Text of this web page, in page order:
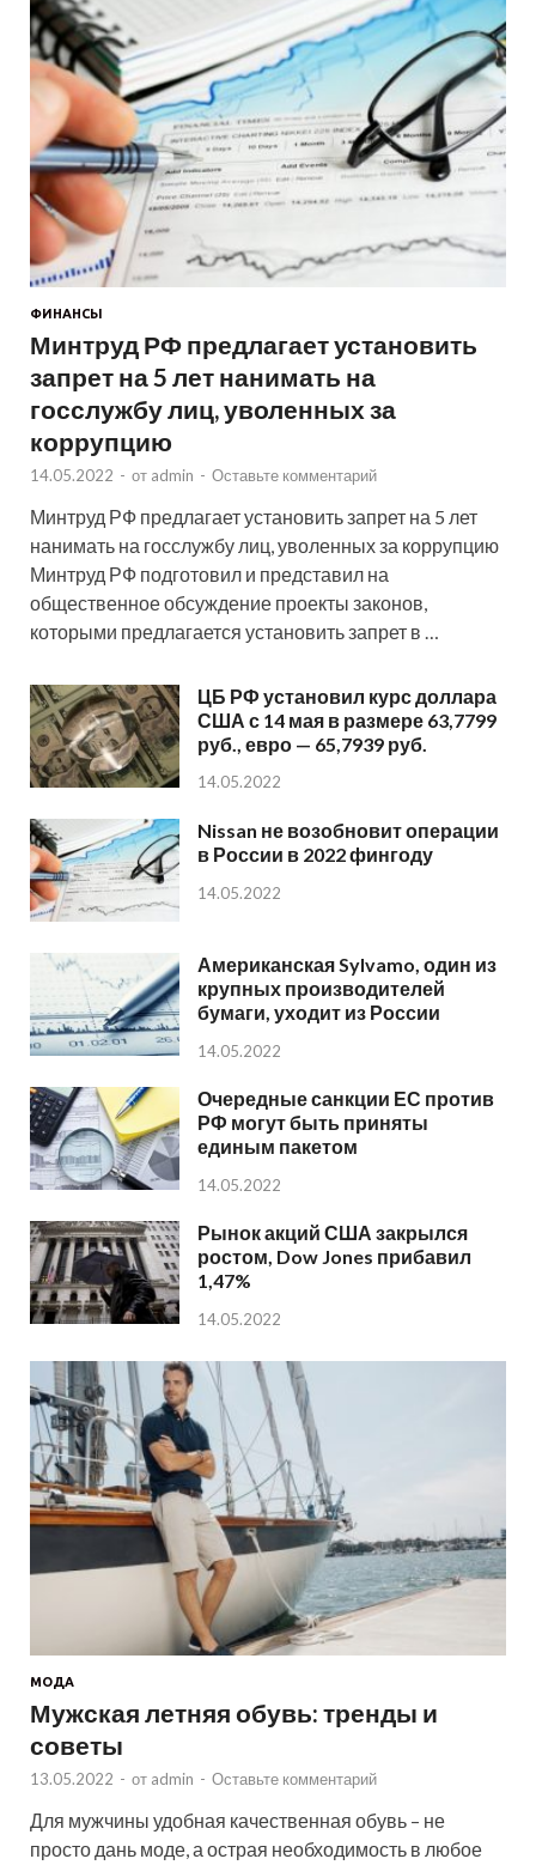
ФИНАНСЫ
Минтруд РФ предлагает установить
запрет на 5 лет нанимать на
госслужбу лиц, уволенных за
коррупцию
14.05.2022 - от admin - Оставьте комментарий
Минтруд РФ предлагает установить запрет на 5 лет
нанимать на госслужбу лиц, уволенных за коррупцию
Минтруд РФ подготовил и представил на
общественное обсуждение проекты законов,
которыми предлагается установить запрет в …
ЦБ РФ установил курс доллара
США с 14 мая в размере 63,7799
руб., евро — 65,7939 руб.
14.05.2022
Nissan не возобновит операции
в России в 2022 фингоду
14.05.2022
Американская Sylvamo, один из
крупных производителей
бумаги, уходит из России
14.05.2022
Очередные санкции ЕС против
РФ могут быть приняты
единым пакетом
14.05.2022
Рынок акций США закрылся
ростом, Dow Jones прибавил
1,47%
14.05.2022
МОДА
Мужская летняя обувь: тренды и
советы
13.05.2022 - от admin - Оставьте комментарий
Для мужчины удобная качественная обувь – не
просто дань моде, а острая необходимость в любое